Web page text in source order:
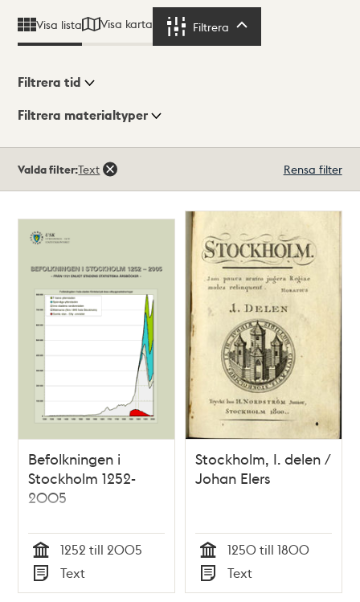
Visa lista Visa karta Filtrera
Visningsläge
Filtrera tid
Filtrera materialtyper
träffar
Valda filter:Text Rensa filter
Befolkningen i
Stockholm 1252-
2005
Tid
1252 till 2005
Typ
Text
Stockholm, I. delen /
Johan Elers
Tid
1250 till 1800
Typ
Text